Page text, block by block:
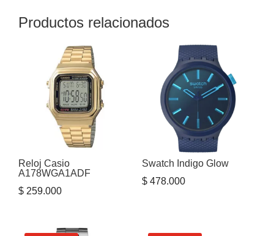
Productos relacionados
Reloj Casio
A178WGA1ADF
$ 259.000
Swatch Indigo Glow
$478.000